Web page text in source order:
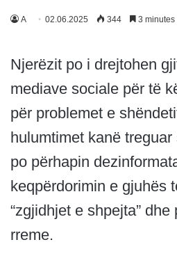
A 02.06.2025 344 3 minutes
Njerëzit po i drejtohen
mediave sociale për të
për problemet e
hulumtimet kanë
po përhapin
keqpërdorimin e gjuhës
“zgjidhjet e shpejta”
rreme.